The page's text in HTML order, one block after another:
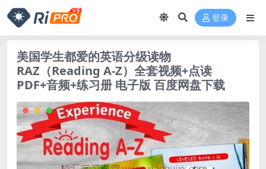
登录
美国学生都爱的英语分级读物
RAZ（Reading A-Z）全套视频+点读
PDF+音频+练习册 电子版 百度网盘下载